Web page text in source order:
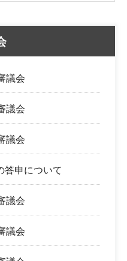
議会
議会
議会
答申について
議会
議会